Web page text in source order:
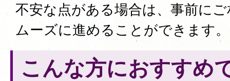
不安な点がある場合は、事前に
ムーズに進めることができます。
こんな方におすすめ